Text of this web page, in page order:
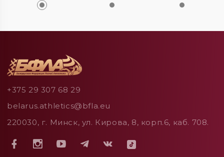
+375 29 307 68 29
belarus.athletics@bfla.eu
220030, г. Минск, ул. Кирова, 8, корп.6, каб. 708.